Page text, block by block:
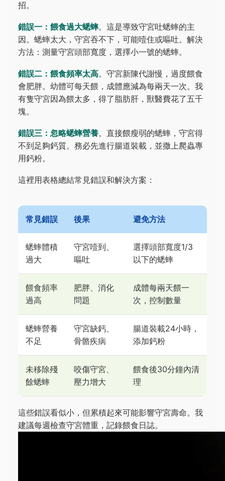
招。
錯誤一：餵食過大蟋蟀。這是導致守宮吐蟋蟀的主
因。蟋蟀太大，守宮吞不下，可能噎住或嘔吐。解決
方法：測量守宮頭部寬度，選擇小一號的蟋蟀。
錯誤二：餵食頻率太高。守宮新陳代謝慢，過度餵食
會肥胖。幼體可每天餵，成體應減為每兩天一次。我
有隻守宮因為餵太多，得了脂肪肝，獸醫費花了五千
塊。
錯誤三：忽略蟋蟀營養。直接餵瘦弱的蟋蟀，守宮得
不到足夠鈣質。務必先進行腸道裝載，並撒上爬蟲專
用鈣粉。
這裡用表格總結常見錯誤和解決方案：
常見錯誤 後果 避免方法
蟋蟀體積
過大
守宮噎到、
嘔吐
選擇頭部寬度1/3
以下的蟋蟀
餵食頻率
過高
肥胖、消化
問題
成體每兩天餵一
次，控制數量
蟋蟀營養
不足
守宮缺鈣、
骨骼疾病
腸道裝載24小時，
添加鈣粉
未移除殘
餘蟋蟀
咬傷守宮、
壓力增大
餵食後30分鐘內清
理
這些錯誤看似小，但累積起來可能影響守宮壽命。我
建議每週檢查守宮體重，記錄餵食日誌。